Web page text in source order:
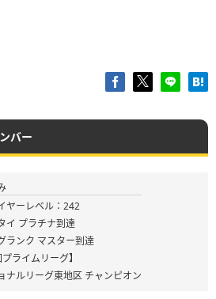
バー
ヤーレベル：242
イ プラチナ到達
ランク マスター到達
プライムリーグ】
ナルリーグ東地区 チャンピオン